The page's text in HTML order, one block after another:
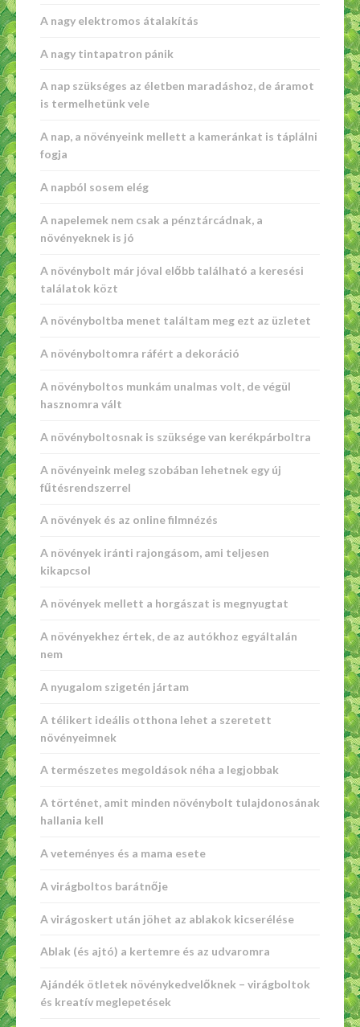
A nagy elektromos átalakítás
A nagy tintapatron pánik
A nap szükséges az életben maradáshoz, de áramot
is termelhetünk vele
A nap, a növényeink mellett a kameránkat is táplálni
fogja
A napból sosem elég
A napelemek nem csak a pénztárcádnak, a
növényeknek is jó
A növénybolt már jóval előbb található a keresési
találatok közt
A növényboltba menet találtam meg ezt az üzletet
A növényboltomra ráfért a dekoráció
A növényboltos munkám unalmas volt, de végül
hasznomra vált
A növényboltosnak is szüksége van kerékpárboltra
A növényeink meleg szobában lehetnek egy új
fűtésrendszerrel
A növények és az online filmnézés
A növények iránti rajongásom, ami teljesen
kikapcsol
A növények mellett a horgászat is megnyugtat
A növényekhez értek, de az autókhoz egyáltalán
nem
A nyugalom szigetén jártam
A télikert ideális otthona lehet a szeretett
növényeimnek
A természetes megoldások néha a legjobbak
A történet, amit minden növénybolt tulajdonosának
hallania kell
A veteményes és a mama esete
A virágboltos barátnője
A virágoskert után jöhet az ablakok kicserélése
Ablak (és ajtó) a kertemre és az udvaromra
Ajándék ötletek növénykedvelőknek – virágboltok
és kreatív meglepetések